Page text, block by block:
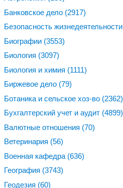
Банковское дело (2917)
Безопасность жизнедеятельности
Биографии (3553)
Биология (3097)
Биология и химия (1111)
Биржевое дело (79)
Ботаника и сельское хоз-во (2362)
Бухгалтерский учет и аудит (4899)
Валютные отношения (70)
Ветеринария (56)
Военная кафедра (636)
География (3743)
Геодезия (60)